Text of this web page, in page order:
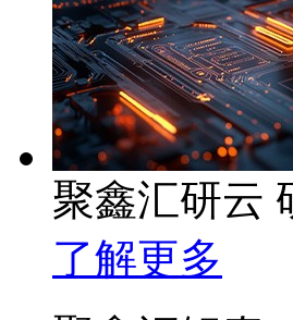
聚鑫汇研云
了解更多